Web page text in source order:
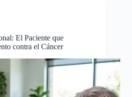
El Paciente que
contra el Cáncer